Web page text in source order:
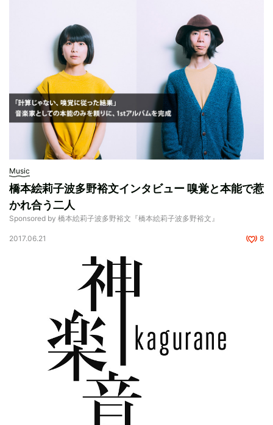
Music
橋本絵莉子波多野裕文インタビュー 嗅覚と本能で惹
かれ合う二人
Sponsored by 橋本絵莉子波多野裕文『橋本絵莉子波多野裕文』
2017.06.21 8